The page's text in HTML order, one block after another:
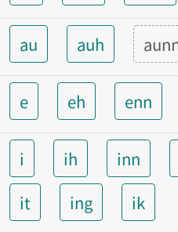
au auh
e eh enn
i ih inn
it
ing ik